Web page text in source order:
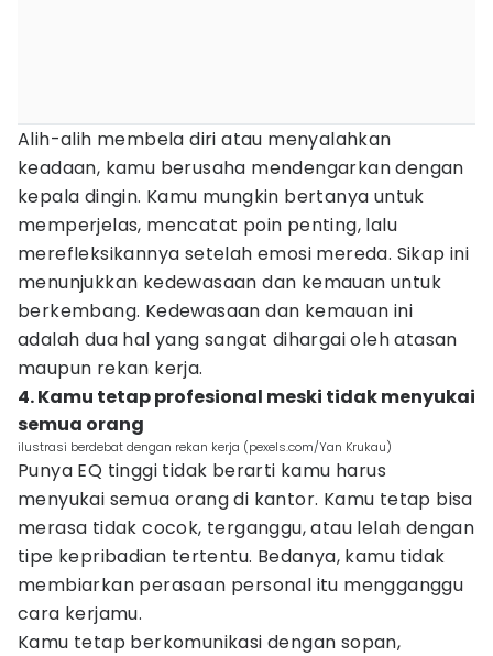
Alih-alih membela diri atau menyalahkan
keadaan, kamu berusaha mendengarkan dengan
kepala dingin. Kamu mungkin bertanya untuk
memperjelas, mencatat poin penting, lalu
merefleksikannya setelah emosi mereda. Sikap ini
menunjukkan kedewasaan dan kemauan untuk
berkembang. Kedewasaan dan kemauan ini
adalah dua hal yang sangat dihargai oleh atasan
maupun rekan kerja.
4. Kamu tetap profesional meski tidak menyukai
semua orang
ilustrasi berdebat dengan rekan kerja (pexels.com/Yan Krukau)
Punya EQ tinggi tidak berarti kamu harus
menyukai semua orang di kantor. Kamu tetap bisa
merasa tidak cocok, terganggu, atau lelah dengan
tipe kepribadian tertentu. Bedanya, kamu tidak
membiarkan perasaan personal itu mengganggu
cara kerjamu.
Kamu tetap berkomunikasi dengan sopan,